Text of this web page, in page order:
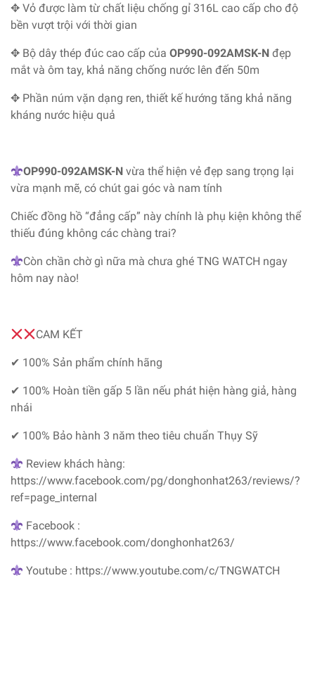
✥ Vỏ được làm từ chất liệu chống gỉ 316L cao cấp cho độ
bền vượt trội với thời gian
✥ Bộ dây thép đúc cao cấp của OP990-092AMSK-N đẹp
mắt và ôm tay, khả năng chống nước lên đến 50m
✥ Phần núm vặn dạng ren, thiết kế hướng tăng khả năng
kháng nước hiệu quả
OP990-092AMSK-N vừa thể hiện vẻ đẹp sang trọng lại
vừa mạnh mẽ, có chút gai góc và nam tính
Chiếc đồng hồ “đẳng cấp” này chính là phụ kiện không thể
thiếu đúng không các chàng trai?
Còn chần chờ gì nữa mà chưa ghé TNG WATCH ngay
hôm nay nào!
CAM KẾT
✔ 100% Sản phẩm chính hãng
✔ 100% Hoàn tiền gấp 5 lần nếu phát hiện hàng giả, hàng
nhái
✔ 100% Bảo hành 3 năm theo tiêu chuẩn Thụy Sỹ
Review khách hàng:
https://www.facebook.com/pg/donghonhat263/reviews/?
ref=page_internal
Facebook :
https://www.facebook.com/donghonhat263/
Youtube : https://www.youtube.com/c/TNGWATCH